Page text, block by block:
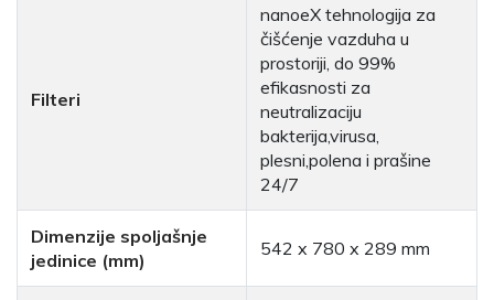
Filteri
nanoeX tehnologija za
čišćenje vazduha u
prostoriji, do 99%
efikasnosti za
neutralizaciju
bakterija,virusa,
plesni,polena i prašine
24/7
Dimenzije spoljašnje
jedinice (mm)
542 x 780 x 289 mm